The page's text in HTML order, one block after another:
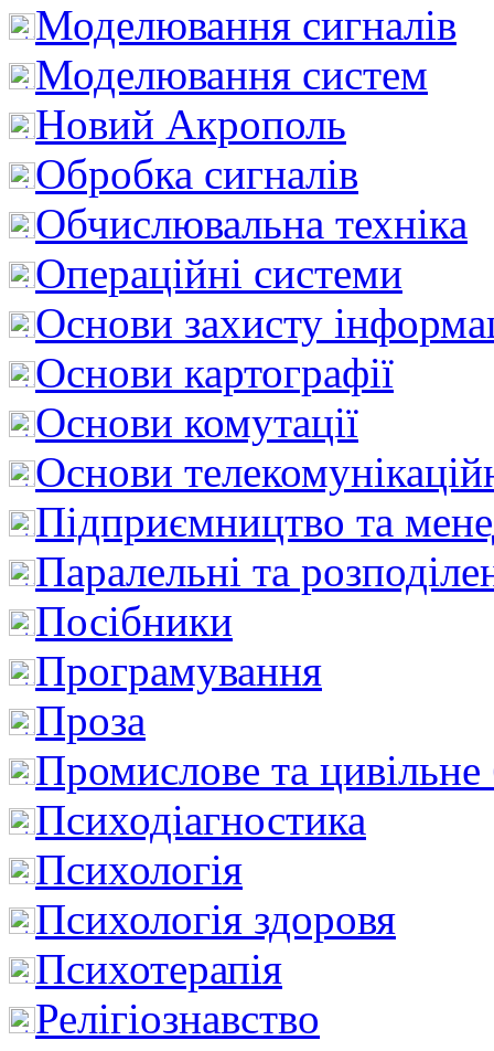
Моделювання сигналів
Моделювання систем
Новий Акрополь
Обробка сигналів
Обчислювальна техніка
Операційні системи
Основи захисту
Основи картографії
Основи комутації
Основи
Підприємництво та
Паралельні та
Посібники
Програмування
Проза
Промислове та цивільне
Психодіагностика
Психологія
Психологія здоровя
Психотерапія
Релігіознавство